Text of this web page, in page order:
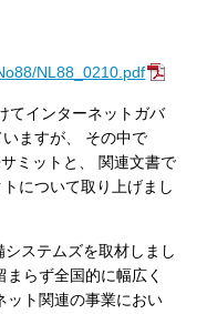
NL88_0210.pdf
てインターネットガバ
ますが、 その中で
ミットと、 関連文書で
について取り上げまし
ステムズを取材しまし
らず全国的に幅広く
ット関連の事業におい